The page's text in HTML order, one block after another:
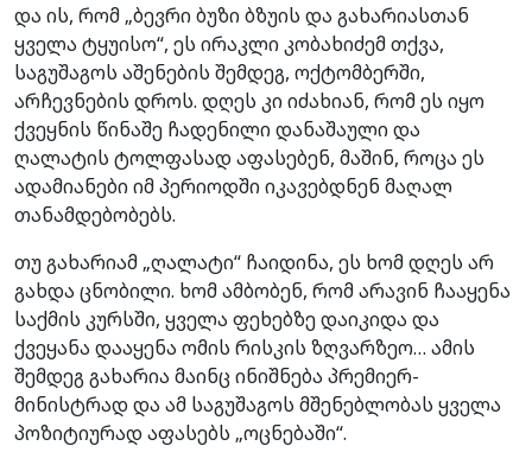
და ის, რომ „ბევრი ბუზი ბზუის და გახარიასთან
ყველა ტყუისო“, ეს ირაკლი კობახიძემ თქვა,
საგუშაგოს აშენების შემდეგ, ოქტომბერში,
არჩევნების დროს. დღეს კი იძახიან, რომ ეს იყო
ქვეყნის წინაშე ჩადენილი დანაშაული და
ღალატის ტოლფასად აფასებენ, მაშინ, როცა ეს
ადამიანები იმ პერიოდში იკავებდნენ მაღალ
თანამდებობებს.
თუ გახარიამ „ღალატი“ ჩაიდინა, ეს ხომ დღეს არ
გახდა ცნობილი. ხომ ამბობენ, რომ არავინ ჩააყენა
საქმის კურსში, ყველა ფეხებზე დაიკიდა და
ქვეყანა დააყენა ომის რისკის ზღვარზეო… ამის
შემდეგ გახარია მაინც ინიშნება პრემიერ-
მინისტრად და ამ საგუშაგოს მშენებლობას ყველა
პოზიტიურად აფასებს „ოცნებაში“.